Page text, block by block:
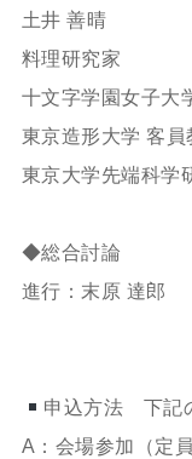
土井 善晴
料理研究家
十文字学園女子大
東京造形大学 客
東京大学先端科学
◆総合討論
進行：末原 達郎
申込方法 下記
A：会場参加（定